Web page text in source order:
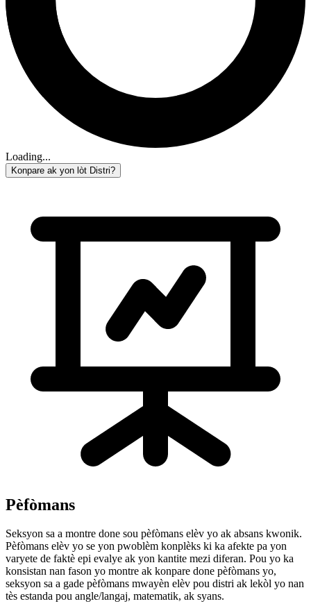
Loading...
Konpare ak yon lòt Distri?
Pèfòmans
Seksyon sa a montre done sou pèfòmans elèv yo ak absans kwonik.
Pèfòmans elèv yo se yon pwoblèm konplèks ki ka afekte pa yon
varyete de faktè epi evalye ak yon kantite mezi diferan. Pou yo ka
konsistan nan fason yo montre ak konpare done pèfòmans yo,
seksyon sa a gade pèfòmans mwayèn elèv pou distri ak lekòl yo nan
tès estanda pou angle/langaj, matematik, ak syans.